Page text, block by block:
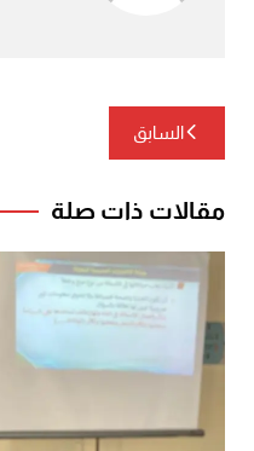
تصفّح
المقالات
السابق
مقالات ذات صلة